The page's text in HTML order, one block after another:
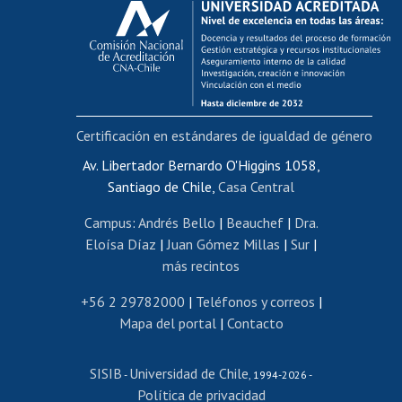
Postulación al AUCAI
Funcionarias/os
Cursos internos de capacitación
Bienestar del personal
Portal de movilidad interna
Certificado de renta
Certificado de renta honorarios
Editar páginas blancas
Extranjeras/os
Revalidación y reconocimiento de títulos
Postulación al Programa de Movilidad Estudiantil
Cursos de español
Av. Libertador Bernardo O'Higgins 1058,
Santiago de Chile, Casa Central
Campus: Andrés Bello | Beauchef| Dra.
Eloísa Díaz |Juan Gómez Millas | Sur |
más recintos
+56 2 29782000 | Teléfonos y correos |
Mapa del portal| Contacto
SISIB - Universidad de Chile, 1994-2026 -
Política de privacidad
Certificación en estándares de igualdad de género